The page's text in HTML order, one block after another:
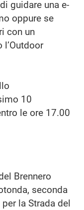
guidare una e-
oppure se
con un
10
le ore 17.00
Brennero
seconda
la Strada del